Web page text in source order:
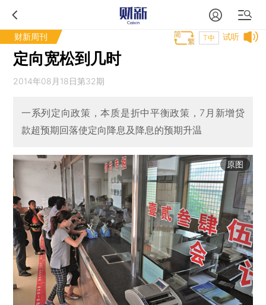
财新周刊 试听
T中
定向宽松到几时
2014年08月18日第32期
一系列定向政策，本质是折中平衡政策，7月新增贷
款超预期回落使定向降息及降息的预期升温
原图